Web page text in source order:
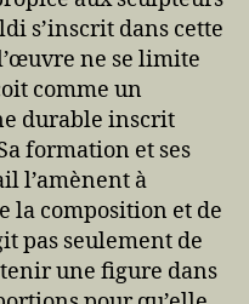
s’inscrit dans cette
ne se limite
comme un
durable inscrit
formation et ses
l’amènent à
la composition et de
pas seulement de
une figure dans